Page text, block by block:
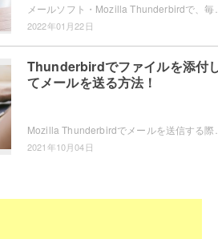
2022年01月22日
Thunderbirdでファイルを添付
てメールを送る方法！
2021年10月04日